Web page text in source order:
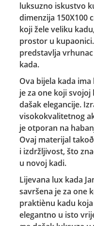
luksuzno iskustvo
dimenzija 150X100
koji žele veliku
prostor u kupaonici.
predstavlja
kada.
Ova bijela kada
je za one koji
dašak elegancije.
visokokvalitetnog
je otporan na
Ovaj materijal
i izdržljivost, što
u novoj kadi.
Lijevana lux kada
savršena je za one
praktiènu kadu
elegantno u isto